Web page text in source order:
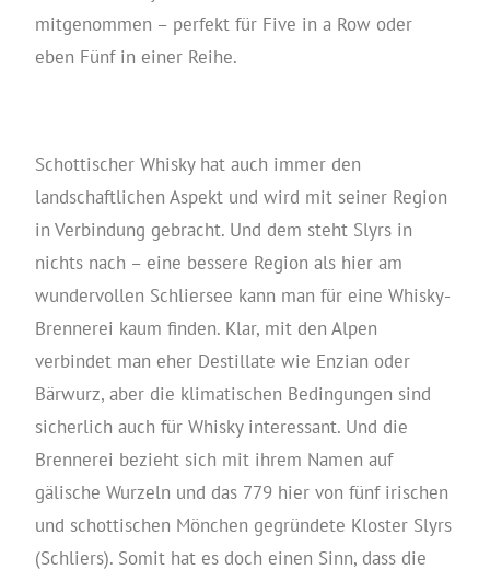
mitgenommen – perfekt für Five in a Row oder
eben Fünf in einer Reihe.
Schottischer Whisky hat auch immer den
landschaftlichen Aspekt und wird mit seiner Region
in Verbindung gebracht. Und dem steht Slyrs in
nichts nach – eine bessere Region als hier am
wundervollen Schliersee kann man für eine Whisky-
Brennerei kaum finden. Klar, mit den Alpen
verbindet man eher Destillate wie Enzian oder
Bärwurz, aber die klimatischen Bedingungen sind
sicherlich auch für Whisky interessant. Und die
Brennerei bezieht sich mit ihrem Namen auf
gälische Wurzeln und das 779 hier von fünf irischen
und schottischen Mönchen gegründete Kloster Slyrs
(Schliers). Somit hat es doch einen Sinn, dass die